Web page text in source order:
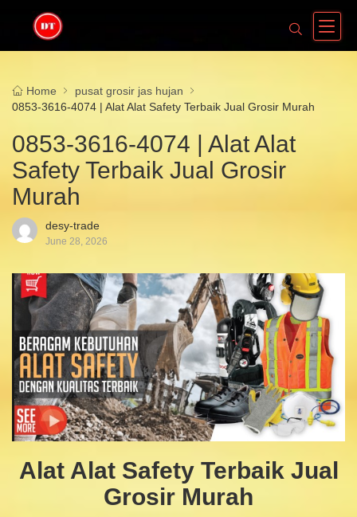
Home
pusat grosir jas hujan
0853-3616-4074 | Alat Alat Safety Terbaik Jual Grosir Murah
0853-3616-4074 | Alat Alat
Safety Terbaik Jual Grosir
Murah
desy-trade
June 28, 2026
Alat Alat Safety Terbaik Jual
Grosir Murah